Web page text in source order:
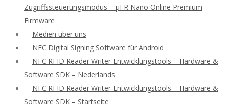
Zugriffssteuerungsmodus – μFR Nano Online Premium
Firmware
Medien über uns
NFC Digital Signing Software für Android
NFC RFID Reader Writer Entwicklungstools – Hardware &
Software SDK – Nederlands
NFC RFID Reader Writer Entwicklungstools – Hardware &
Software SDK – Startseite